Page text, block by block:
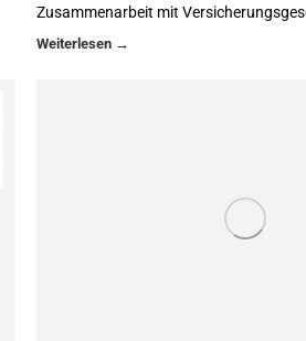
Zusammenarbeit mit